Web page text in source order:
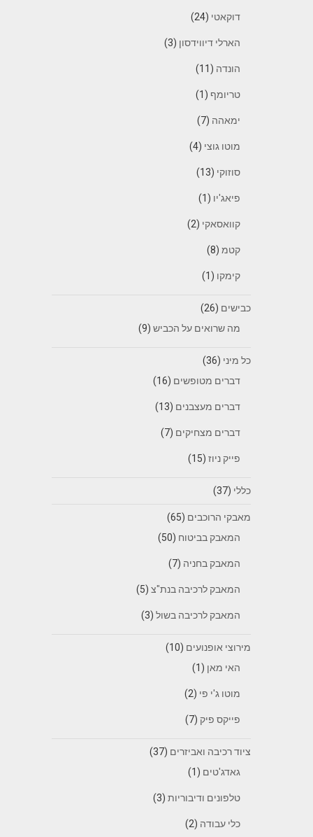
דוקאטי (24)
הארלי דיווידסון (3)
הונדה (11)
טריומף (1)
ימאהה (7)
מוטו גוצי (4)
סוזוקי (13)
פיאג'יו (1)
קוואסאקי (2)
קטמ(8)
קימקו (1)
כבישים (26)
מה שרואים על הכביש(9)
כל מיני (36)
דברים מטופשים (16)
דברים מעצבנים (13)
דברים מצחיקים (7)
פייק ניוז(15)
כללי (37)
מאבקי הרוכבים (65)
המאבק בביטוח (50)
המאבק בחניה (7)
המאבק לרכיבה בנת"צ(5)
המאבק לרכיבה בשול(3)
מירוצי אופנועים (10)
האי מאן (1)
מוטו ג'י פי (2)
פייקס פיק (7)
ציוד רכיבה ואביזרים (37)
גאדג'טים (1)
טלפונים ודיבוריות(3)
כלי עבודה (2)